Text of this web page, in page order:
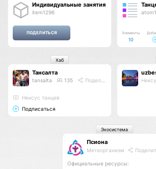
Индивидуальные занятия
item1296
Элементы
10
Тансалта
tansalta 135 Поделиться
Нексус танцев
Подписаться
Хаб
Псиона
Метаорганизм
Официальные ресурсы:
Экосистема